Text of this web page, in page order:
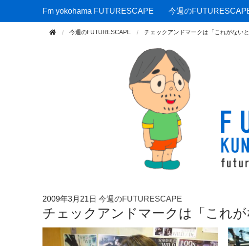
Fm yokohama FUTURESCAPE
Fm yokohama FUTURESCAPE 今週の
今週のFUTURESCAPE チェックアンドマークは「これがないと
2009年3月21日 今週のFUTURESCAPE
チェックアンドマークは「これが